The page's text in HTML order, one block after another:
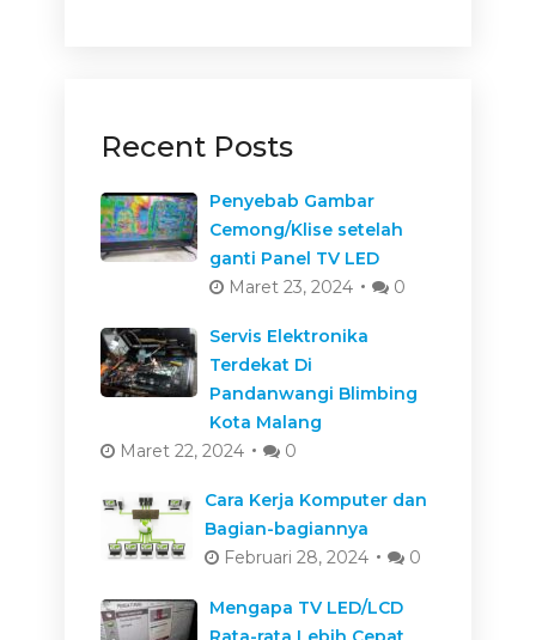
Recent Posts
Penyebab Gambar
Cemong/Klise setelah
ganti Panel TV LED
Maret 23, 2024
0
Servis Elektronika
Terdekat Di
Pandanwangi Blimbing
Kota Malang
Maret 22, 2024
0
Cara Kerja Komputer dan
Bagian-bagiannya
Februari 28, 2024
0
Mengapa TV LED/LCD